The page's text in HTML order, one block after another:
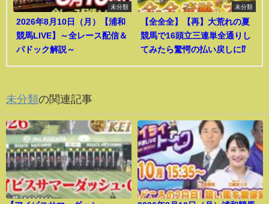
未分類
2026年8月10日（月）【浦和
競馬LIVE】～全レース配信＆
パドック解説～
未分類
【全全全】【再】大荒れの夏
競馬で16頭立三連単全通りし
てみたら驚愕の払い戻しに⁉︎
未分類の関連記事